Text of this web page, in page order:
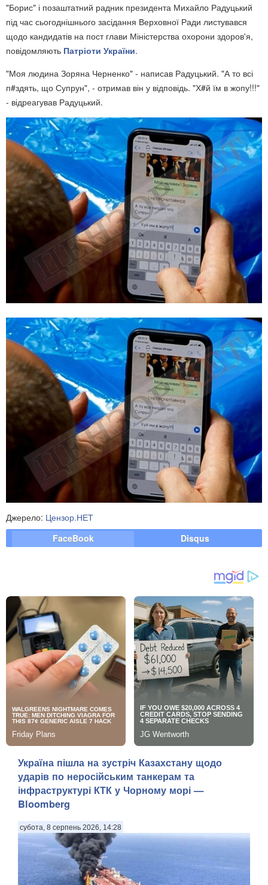
"Борис" і позаштатний радник президента Михайло Радуцький
під час сьогоднішнього засідання Верховної Ради листувався
щодо кандидатів на пост глави Міністерства охорони здоров'я,
повідомляють Патріоти України.
"Моя людина Зоряна Черненко" - написав Радуцький. "А то всі
п#здять, що Супрун", - отримав він у відповідь. "Х#й їм в жопу!!!"
- відреагував Радуцький.
Джерело: Цензор.НЕТ
FaceBook
Disqus
Україна пішла на зустріч Казахстану щодо
ударів по неросійським танкерам та
інфраструктурі КТК у Чорному морі —
Bloomberg
субота, 8 серпень 2026, 14:28